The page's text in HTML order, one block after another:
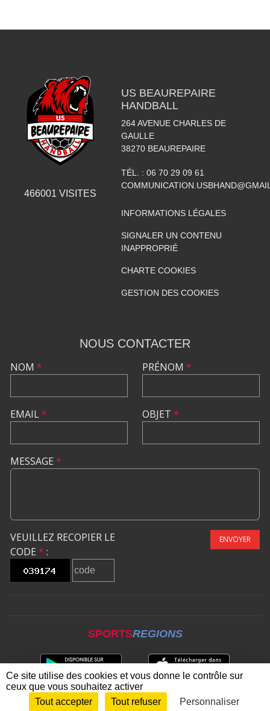
466001 VISITES
US BEAUREPAIRE
HANDBALL
264 AVENUE CHARLES DE
GAULLE
38270 BEAUREPAIRE
TÉL. : 06 70 29 09 61
INFORMATIONS LÉGALES
SIGNALER UN CONTENU
INAPPROPRIÉ
CHARTE COOKIES
GESTION DES COOKIES
NOUS CONTACTER
NOM *
EMAIL*
PRÉNOM *
OBJET *
MESSAGE *
VEUILLEZ RECOPIER LE
CODE * :
ENVOYER
SPORTSREGIONS
Envie de participer ? CONNEXION
Ce site utilise des cookies et vous donne le contrôle sur
ceux que vous souhaitez activer
Tout accepter
Tout refuser Personnaliser